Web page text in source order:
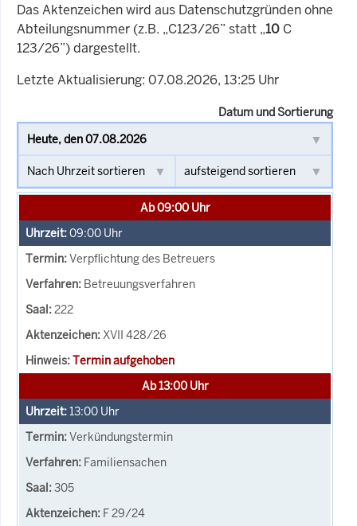
Das Aktenzeichen wird aus Datenschutzgründen ohne
Abteilungsnummer (z.B. „C123/26” statt „10 C
123/26”) dargestellt.
Letzte Aktualisierung: 07.08.2026, 13:25 Uhr
Datum und Sortierung
Ab 09:00 Uhr
09:00 Uhr
Verpflichtung des Betreuers
Betreuungsverfahren
222
XVII 428/26
Termin aufgehoben
Ab 13:00 Uhr
13:00 Uhr
Verkündungstermin
Familiensachen
305
F 29/24